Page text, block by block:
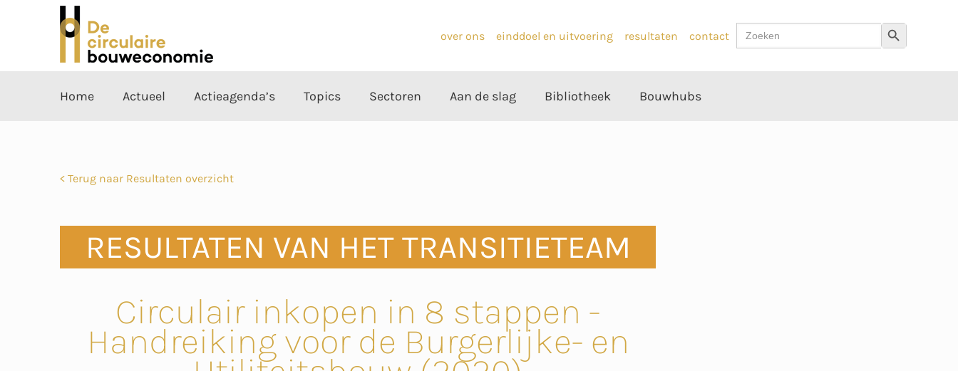
over ons einddoel en uitvoering resultaten contact
Zoek
naar:
Zoekknop
Home Actueel Actieagenda’s Topics Sectoren Aan de slag Bibliotheek Bouwhubs
< Terug naar Resultaten overzicht
RESULTATEN VAN HET TRANSITIETEAM
Circulair inkopen in 8 stappen -
Handreiking voor de Burgerlijke- en